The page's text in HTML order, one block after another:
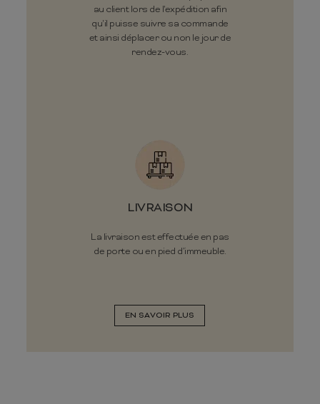
au client lors de l'expédition afin
qu'il puisse suivre sa commande
et ainsi déplacer ou non le jour de
rendez-vous.
LIVRAISON
La livraison est effectuée en pas
de porte ou en pied d’immeuble.
EN SAVOIR PLUS